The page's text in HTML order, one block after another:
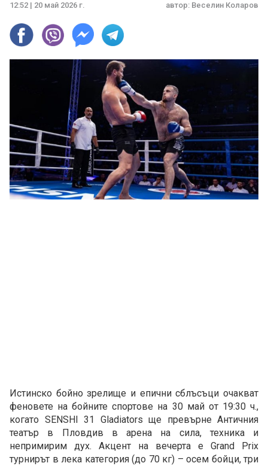
12:52 | 20 май 2026 г. автор: Веселин Коларов
Истинско бойно зрелище и епични сблъсъци очакват
феновете на бойните спортове на 30 май от 19:30 ч.,
когато SENSHI 31 Gladiators ще превърне Античния
театър в Пловдив в арена на сила, техника и
непримирим дух. Акцент на вечерта е Grand Prix
турнирът в лека категория (до 70 кг) – осем бойци, три